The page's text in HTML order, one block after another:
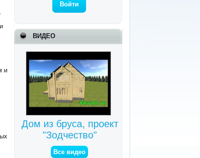
Войти
ВИДЕО
Дом из бруса, проект
"Зодчество"
Все видео
и